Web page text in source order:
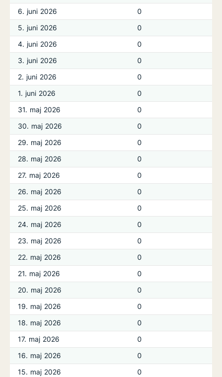
6. juni 2026
0
5. juni 2026
0
4. juni 2026
0
3. juni 2026
0
2. juni 2026
0
1. juni 2026
0
31. maj 2026
0
30. maj 2026
0
29. maj 2026
0
28. maj 2026
0
27. maj 2026
0
26. maj 2026
0
25. maj 2026
0
24. maj 2026
0
23. maj 2026
0
22. maj 2026
0
21. maj 2026
0
20. maj 2026
0
19. maj 2026
0
18. maj 2026
0
17. maj 2026
0
16. maj 2026
0
15. maj 2026
0